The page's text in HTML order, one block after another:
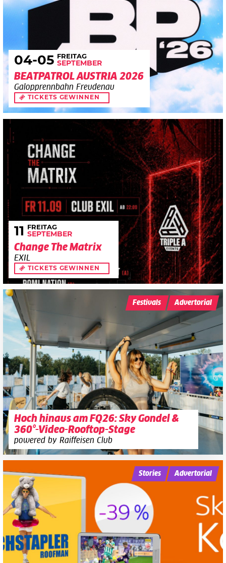
04-05 FREITAG
SEPTEMBER
BEATPATROL AUSTRIA 2026
Galopprennbahn Freudenau
TICKETS GEWINNEN
11 FREITAG
SEPTEMBER
Change The Matrix
EXIL
TICKETS GEWINNEN
Hoch hinaus am FQ26: Sky Gondel &
360°-Video-Rooftop-Stage
powered by Raiffeisen Club
Festivals Advertorial
Stories Advertorial